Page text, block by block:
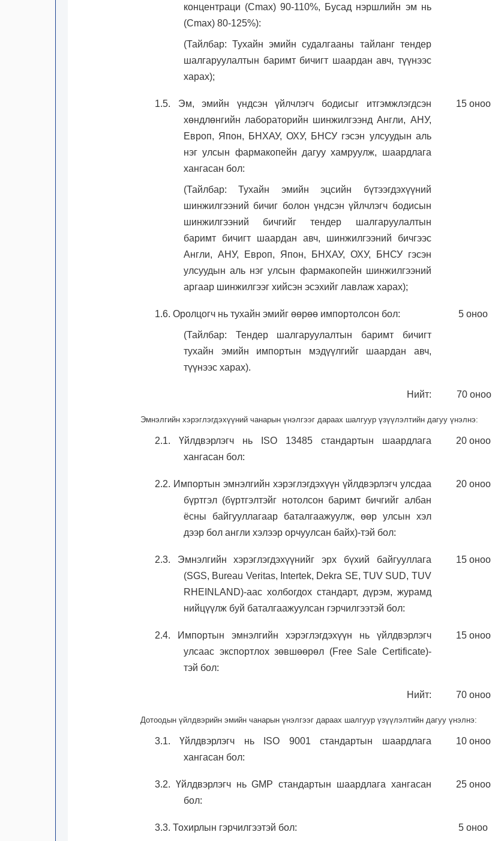
концентраци (Cmax) 90-110%, Бусад нэршлийн эм нь
(Cmax) 80-125%):
(Тайлбар: Тухайн эмийн судалгааны тайланг тендер
шалгаруулалтын баримт бичигт шаардан авч, түүнээс
харах);
1.5. Эм, эмийн үндсэн үйлчлэгч бодисыг итгэмжлэгдсэн
хөндлөнгийн лабораторийн шинжилгээнд Англи, АНУ,
Европ, Япон, БНХАУ, ОХУ, БНСУ гэсэн улсуудын аль
нэг улсын фармакопейн дагуу хамруулж, шаардлага
хангасан бол:
(Тайлбар: Тухайн эмийн эцсийн бүтээгдэхүүний
шинжилгээний бичиг болон үндсэн үйлчлэгч бодисын
шинжилгээний бичгийг тендер шалгаруулалтын
баримт бичигт шаардан авч, шинжилгээний бичгээс
Англи, АНУ, Европ, Япон, БНХАУ, ОХУ, БНСУ гэсэн
улсуудын аль нэг улсын фармакопейн шинжилгээний
аргаар шинжилгээг хийсэн эсэхийг лавлаж харах);
15 оноо
1.6. Оролцогч нь тухайн эмийг өөрөө импортолсон бол:
(Тайлбар: Тендер шалгаруулалтын баримт бичигт
тухайн эмийн импортын мэдүүлгийг шаардан авч,
түүнээс харах).
5 оноо
Нийт: 70 оноо
Эмнэлгийн хэрэглэгдэхүүний чанарын үнэлгээг дараах шалгуур үзүүлэлтийн дагуу үнэлнэ:
2.1. Үйлдвэрлэгч нь ISO 13485 стандартын шаардлага
хангасан бол:
20 оноо
2.2. Импортын эмнэлгийн хэрэглэгдэхүүн үйлдвэрлэгч улсдаа
бүртгэл (бүртгэлтэйг нотолсон баримт бичгийг албан
ёсны байгууллагаар баталгаажуулж, өөр улсын хэл
дээр бол англи хэлээр орчуулсан байх)-тэй бол:
20 оноо
2.3. Эмнэлгийн хэрэглэгдэхүүнийг эрх бүхий байгууллага
(SGS, Bureau Veritas, Intertek, Dekra SE, TUV SUD, TUV
RHEINLAND)-аас холбогдох стандарт, дүрэм, журамд
нийцүүлж буй баталгаажуулсан гэрчилгээтэй бол:
15 оноо
2.4. Импортын эмнэлгийн хэрэглэгдэхүүн нь үйлдвэрлэгч
улсаас экспортлох зөвшөөрөл (Free Sale Certificate)-
тэй бол:
15 оноо
Нийт: 70 оноо
Дотоодын үйлдвэрийн эмийн чанарын үнэлгээг дараах шалгуур үзүүлэлтийн дагуу үнэлнэ:
3.1. Үйлдвэрлэгч нь ISO 9001 стандартын шаардлага
хангасан бол:
10 оноо
3.2. Үйлдвэрлэгч нь GMP стандартын шаардлага хангасан
бол:
25 оноо
3.3. Тохирлын гэрчилгээтэй бол: 5 оноо